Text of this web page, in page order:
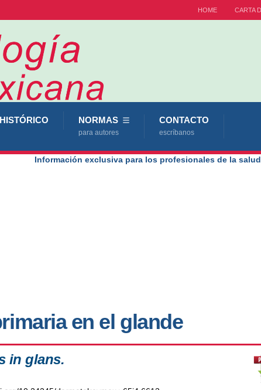
HOME CARTA
HISTÓRICO NORMAS
para autores
CONTACTO
escríbanos
Información exclusiva para los profesionales de la salud
en el glande
in glans.